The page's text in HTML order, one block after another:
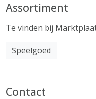
Assortiment
Te vinden bij
Speelgoed
Contact